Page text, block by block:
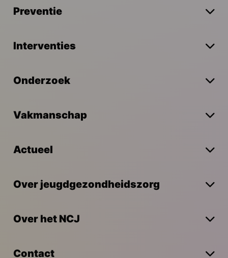
Preventie
Interventies
Onderzoek
Vakmanschap
Actueel
Over jeugdgezondheidszorg
Over het NCJ
Contact